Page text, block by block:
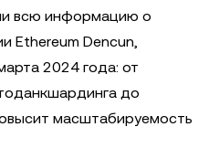
всю информацию о
Ethereum Dencun,
2024 года: от
до
масштабируемость